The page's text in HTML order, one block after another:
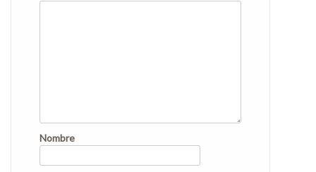
Nombre